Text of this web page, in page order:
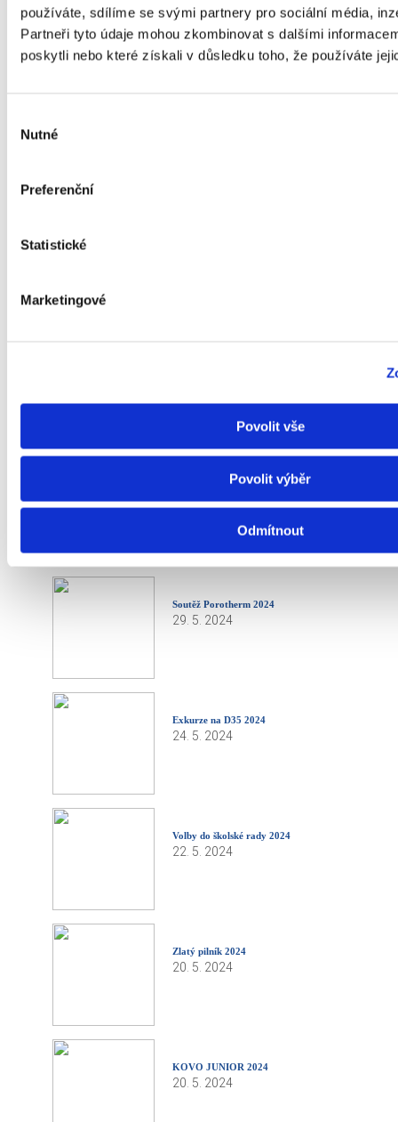
používáte, sdílíme se svými partnery pro sociální média,
Partneři tyto údaje mohou zkombinovat s dalšími
poskytli nebo které získali v důsledku toho, že používáte
souhlasu
Nutné
Preferenční
Statistické
Marketingové
Povolit vše
Povolit výběr
Odmítnout
19. 9. 2024
Výsledky přijímacího řízení 2024/25
24. 6. 2024
Soutěž Porotherm 2024
29. 5. 2024
Exkurze na D35 2024
24. 5. 2024
Volby do školské rady 2024
22. 5. 2024
Zlatý pilník 2024
20. 5. 2024
KOVO JUNIOR 2024
20. 5. 2024